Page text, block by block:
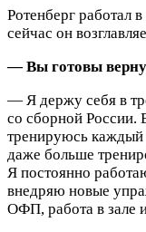
Ротенберг работал
сейчас он
— Вы готовы
— Я держу себя в
со сборной России.
тренируюсь каждый
даже больше
Я постоянно
внедряю новые
ОФП, работа в зале